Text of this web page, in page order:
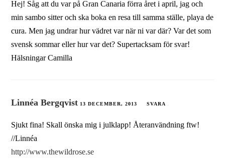
Hej! Såg att du var på Gran Canaria förra året i april, jag och
min sambo sitter och ska boka en resa till samma ställe, playa de
cura. Men jag undrar hur vädret var när ni var där? Var det som
svensk sommar eller hur var det? Supertacksam för svar!
Hälsningar Camilla
Linnéa Bergqvist 13 DECEMBER, 2013 SVARA
Sjukt fina! Skall önska mig i julklapp! Återanvändning ftw!
//Linnéa
http://www.thewildrose.se